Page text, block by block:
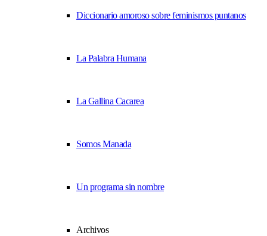
Diccionario amoroso sobre feminismos puntanos
La Palabra Humana
La Gallina Cacarea
Somos Manada
Un programa sin nombre
Archivos